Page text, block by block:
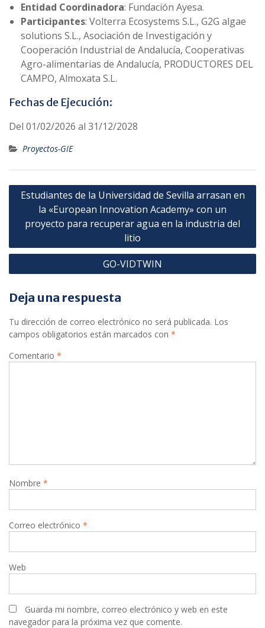
Entidad Coordinadora: Fundación Ayesa.
Participantes: Volterra Ecosystems S.L., G2G algae
solutions S.L., Asociación de Investigación y
Cooperación Industrial de Andalucía, Cooperativas
Agro-alimentarias de Andalucía, PRODUCTORES DEL
CAMPO, Almoxata S.L.
Fechas de Ejecución:
Del 01/02/2026 al 31/12/2028
Proyectos-GIE
Navegación
entradas
Estudiantes de la Universidad de Sevilla arrasan en
la «European Innovation Academy» con un
proyecto para recuperar agua en la industria del
litio
GO-VIDTWIN
Deja una respuesta
Tu dirección de correo electrónico no será publicada. Los
campos obligatorios están marcados con *
Comentario *
Nombre *
Correo electrónico *
Web
Guarda mi nombre, correo electrónico y web en este
navegador para la próxima vez que comente.